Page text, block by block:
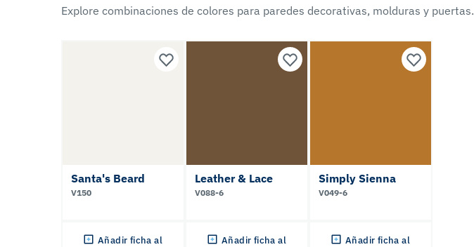
Explore combinaciones de colores para paredes decorativas, molduras y puertas.
Santa's Beard
V150
Añadir ficha al
Leather & Lace
V088-6
Añadir ficha al
Simply Sienna
V049-6
Añadir ficha al